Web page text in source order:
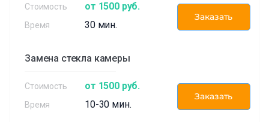
от 1500 руб.
30 мин.
Заказать
Замена стекла камеры
от 1500 руб.
10-30 мин.
Заказать